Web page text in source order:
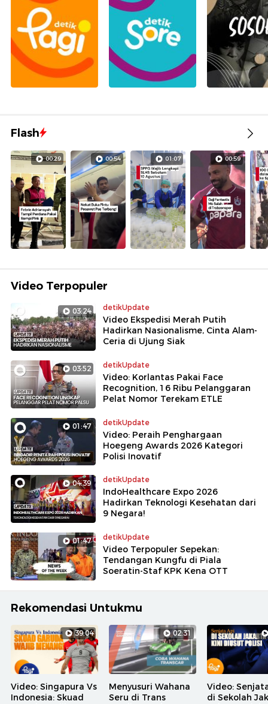
Flash
00:29 00:54 01:07 00:59
Video Terpopuler
03:24 detikUpdate
Video Ekspedisi Merah Putih
Hadirkan Nasionalisme, Cinta Alam-
Ceria di Ujung Siak
03:52 detikUpdate
Video: Korlantas Pakai Face
Recognition, 16 Ribu Pelanggaran
Pelat Nomor Terekam ETLE
01:47 detikUpdate
Video: Peraih Penghargaan
Hoegeng Awards 2026 Kategori
Polisi Inovatif
04:39 detikUpdate
IndoHealthcare Expo 2026
Hadirkan Teknologi Kesehatan dari
9 Negara!
01:47 detikUpdate
Video Terpopuler Sepekan:
Tendangan Kungfu di Piala
Soeratin-Staf KPK Kena OTT
Rekomendasi Untukmu
39:04
Video: Singapura Vs
Indonesia: Skuad
02:31
Menyusuri Wahana
Seru di Trans
Video:
di Sekolah